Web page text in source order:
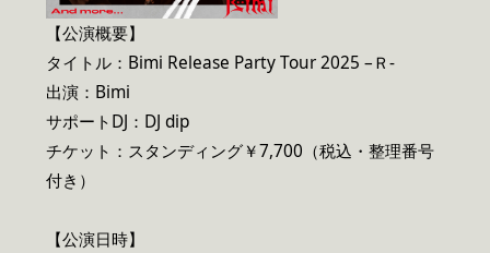
【公演概要】
タイトル：Bimi Release Party Tour 2025 –Ｒ-
出演：Bimi
サポートDJ：DJ dip
チケット：スタンディング￥7,700（税込・整理番号
付き）
【公演日時】